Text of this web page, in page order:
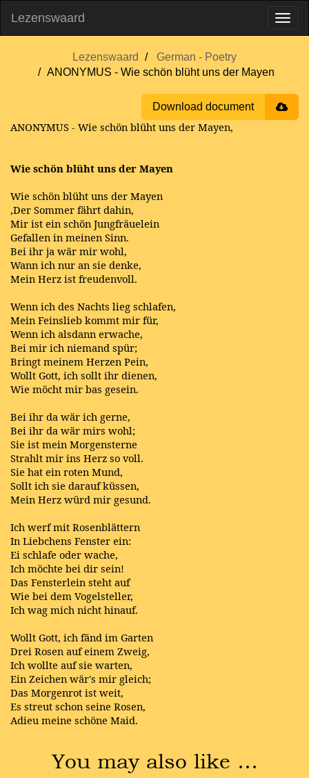
Lezenswaard
Lezenswaard
German - Poetry
ANONYMUS - Wie schön blüht uns der Mayen
Download document
ANONYMUS - Wie schön blüht uns der Mayen,
Wie schön blüht uns der Mayen
Wie schön blüht uns der Mayen
,Der Sommer fährt dahin,
Mir ist ein schön Jungfräuelein
Gefallen in meinen Sinn.
Bei ihr ja wär mir wohl,
Wann ich nur an sie denke,
Mein Herz ist freudenvoll.
Wenn ich des Nachts lieg schlafen,
Mein Feinslieb kommt mir für,
Wenn ich alsdann erwache,
Bei mir ich niemand spür;
Bringt meinem Herzen Pein,
Wollt Gott, ich sollt ihr dienen,
Wie möcht mir bas gesein.
Bei ihr da wär ich gerne,
Bei ihr da wär mirs wohl;
Sie ist mein Morgensterne
Strahlt mir ins Herz so voll.
Sie hat ein roten Mund,
Sollt ich sie darauf küssen,
Mein Herz würd mir gesund.
Ich werf mit Rosenblättern
In Liebchens Fenster ein:
Ei schlafe oder wache,
Ich möchte bei dir sein!
Das Fensterlein steht auf
Wie bei dem Vogelsteller,
Ich wag mich nicht hinauf.
Wollt Gott, ich fänd im Garten
Drei Rosen auf einem Zweig,
Ich wollte auf sie warten,
Ein Zeichen wär's mir gleich;
Das Morgenrot ist weit,
Es streut schon seine Rosen,
Adieu meine schöne Maid.
You may also like …